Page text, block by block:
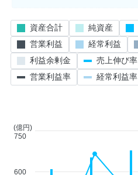
600
(億円)
750
資産合計 純資産
営業利益
経常利益
利益余剰金
売上伸び率
営業利益率
経常利益率